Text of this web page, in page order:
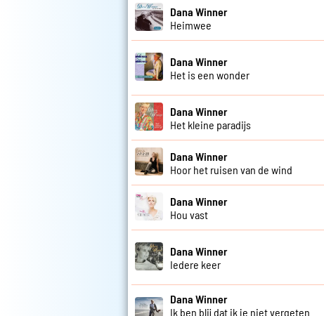
Dana Winner
Heimwee
Dana Winner
Het is een wonder
Dana Winner
Het kleine paradijs
Dana Winner
Hoor het ruisen van de wind
Dana Winner
Hou vast
Dana Winner
Iedere keer
Dana Winner
Ik ben blij dat ik je niet vergeten